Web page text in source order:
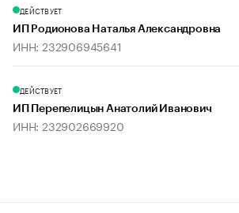
ДЕЙСТВУЕТ
ИП Родионова Наталья Александровна
ИНН: 232906945641
ДЕЙСТВУЕТ
ИП Перепелицын Анатолий Иванович
ИНН: 232902669920